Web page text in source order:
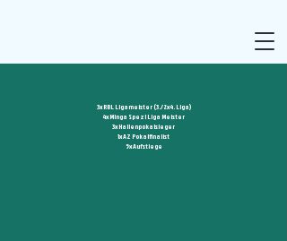
3x RBL Ligameister (3./2x4. Liga)
4x Minga Spezl Liga Meister
3x Hallenpokalsieger
1x AZ Pokalfinalist
5x Aufstiege